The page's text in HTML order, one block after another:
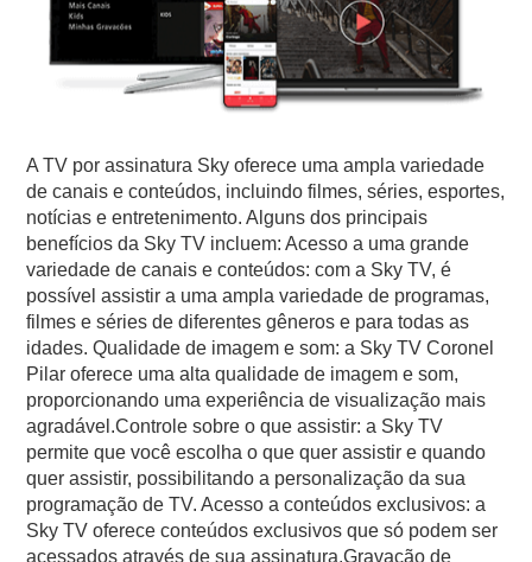
A TV por assinatura Sky oferece uma ampla variedade
de canais e conteúdos, incluindo filmes, séries, esportes,
notícias e entretenimento. Alguns dos principais
benefícios da Sky TV incluem: Acesso a uma grande
variedade de canais e conteúdos: com a Sky TV, é
possível assistir a uma ampla variedade de programas,
filmes e séries de diferentes gêneros e para todas as
idades. Qualidade de imagem e som: a Sky TV Coronel
Pilar oferece uma alta qualidade de imagem e som,
proporcionando uma experiência de visualização mais
agradável.Controle sobre o que assistir: a Sky TV
permite que você escolha o que quer assistir e quando
quer assistir, possibilitando a personalização da sua
programação de TV. Acesso a conteúdos exclusivos: a
Sky TV oferece conteúdos exclusivos que só podem ser
acessados através de sua assinatura.Gravação de